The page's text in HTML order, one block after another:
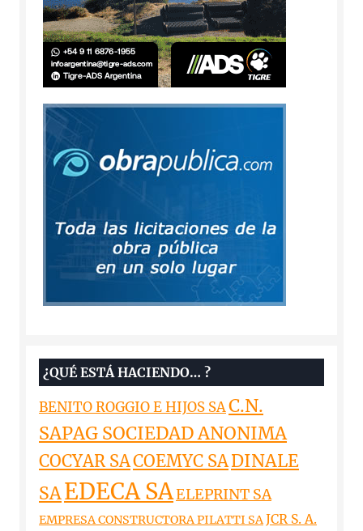
¿QUÉ ESTÁ HACIENDO… ?
BENITO ROGGIO E HIJOS SAC.N.
SAPAG SOCIEDAD ANONIMA
COCYAR SACOEMYC SADINALE
SAEDECA SAELEPRINT SA
EMPRESA CONSTRUCTORA PILATTI SAJCR S. A.